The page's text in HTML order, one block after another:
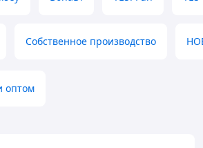
Собственное производство
оптом